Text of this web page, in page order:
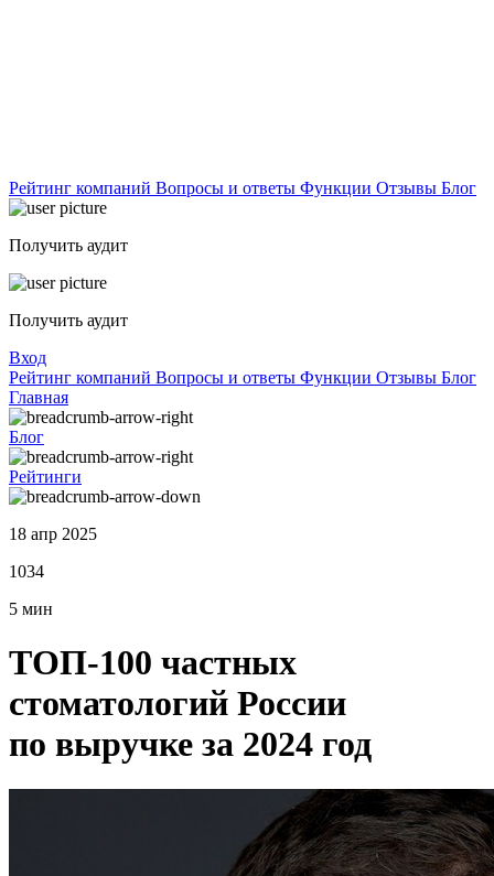
Рейтинг компаний Вопросы и ответы Функции Отзывы Блог
Получить аудит
Получить аудит
Вход
Рейтинг компаний Вопросы и ответы Функции Отзывы Блог
Главная
Блог
Рейтинги
18 апр 2025
1034
5 мин
ТОП-100 частных
стоматологий России
по выручке за 2024 год